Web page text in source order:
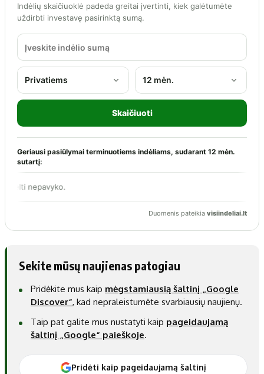
Sekite mūsų naujienas patogiau
Pridėkite mus kaip mėgstamiausią šaltinį „Google
Discover“, kad nepraleistumėte svarbiausių naujienų.
Taip pat galite mus nustatyti kaip pageidaujamą
šaltinį „Google“ paieškoje.
Pridėti kaip pageidaujamą šaltinį